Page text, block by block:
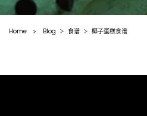
Home > Blog 食谱 椰子蛋糕食谱